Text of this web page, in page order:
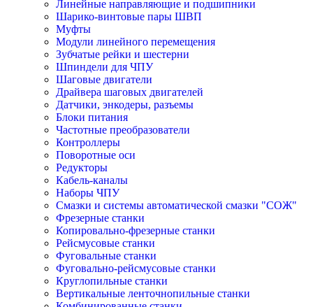
Линейные направляющие и подшипники
Шарико-винтовые пары ШВП
Муфты
Модули линейного перемещения
Зубчатые рейки и шестерни
Шпиндели для ЧПУ
Шаговые двигатели
Драйвера шаговых двигателей
Датчики, энкодеры, разъемы
Блоки питания
Частотные преобразователи
Контроллеры
Поворотные оси
Редукторы
Кабель-каналы
Наборы ЧПУ
Смазки и системы автоматической смазки "СОЖ"
Фрезерные станки
Копировально-фрезерные станки
Рейсмусовые станки
Фуговальные станки
Фуговально-рейсмусовые станки
Круглопильные станки
Вертикальные ленточнопильные станки